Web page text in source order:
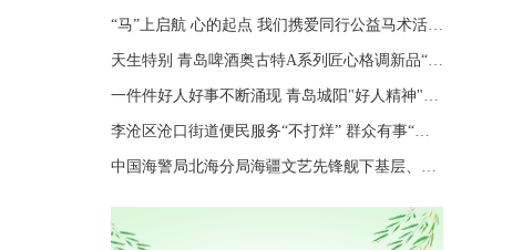
“马”上启航 心的起点 我们携爱同行公益马术活动 在青岛博洋马术俱乐部举办
天生特别 青岛啤酒奥古特A系列匠心格调新品“特别”登场
一件件好人好事不断涌现 青岛城阳"好人精神"擦亮城市文明底色
李沧区沧口街道便民服务“不打烊” 群众有事“随时办”
中国海警局北海分局海疆文艺先锋舰下基层、进码头、上海岛巡演